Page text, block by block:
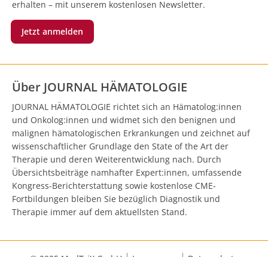
erhalten – mit unserem kostenlosen Newsletter.
Jetzt anmelden
Über JOURNAL HÄMATOLOGIE
JOURNAL HÄMATOLOGIE richtet sich an Hämatolog:innen
und Onkolog:innen und widmet sich den benignen und
malignen hämatologischen Erkrankungen und zeichnet auf
wissenschaftlicher Grundlage den State of the Art der
Therapie und deren Weiterentwicklung nach. Durch
Übersichtsbeiträge namhafter Expert:innen, umfassende
Kongress-Berichterstattung sowie kostenlose CME-
Fortbildungen bleiben Sie bezüglich Diagnostik und
Therapie immer auf dem aktuellsten Stand.